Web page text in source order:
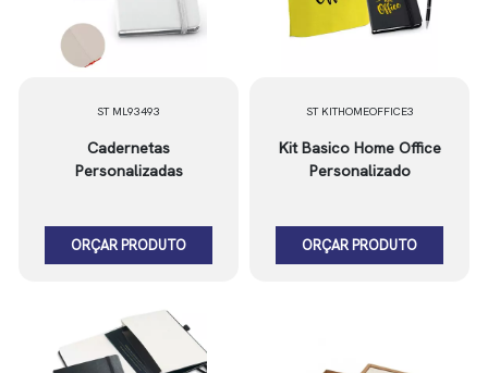
ST ML93493
Cadernetas
Personalizadas
ORÇAR PRODUTO
ST KITHOMEOFFICE3
Kit Basico Home Office
Personalizado
ORÇAR PRODUTO